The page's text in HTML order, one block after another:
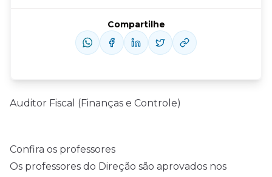
Auditor Fiscal (Finanças e Controle)
Confira os professores
Os professores do Direção são aprovados nos
Compartilhe